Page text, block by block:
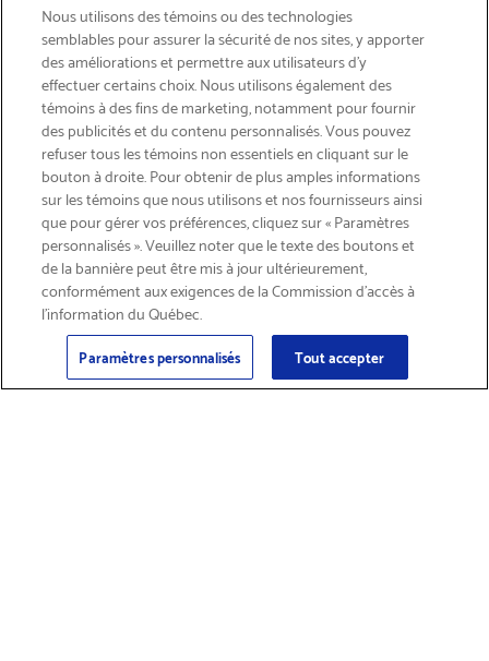
LIVRAISON GRATUITE
Courriel
S'abonner
Nous utilisons des témoins ou des technologies
semblables pour assurer la sécurité de nos sites, y apporter
des améliorations et permettre aux utilisateurs d’y
effectuer certains choix. Nous utilisons également des
témoins à des fins de marketing, notamment pour fournir
des publicités et du contenu personnalisés. Vous pouvez
refuser tous les témoins non essentiels en cliquant sur le
bouton à droite. Pour obtenir de plus amples informations
sur les témoins que nous utilisons et nos fournisseurs ainsi
que pour gérer vos préférences, cliquez sur « Paramètres
personnalisés ». Veuillez noter que le texte des boutons et
de la bannière peut être mis à jour ultérieurement,
conformément aux exigences de la Commission d’accès à
l’information du Québec.
Paramètres personnalisés Tout accepter